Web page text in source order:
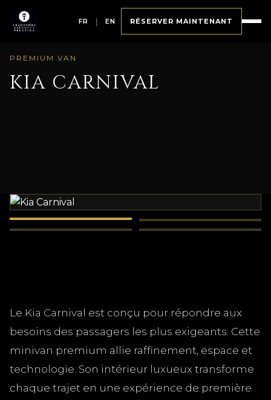
FR | EN RÉSERVER MAINTENANT
PREMIUM VAN
KIA CARNIVAL
Le Kia Carnival est conçu pour répondre aux
besoins des passagers les plus exigeants. Cette
minivan premium allie raffinement, espace et
technologie. Son intérieur luxueux transforme
chaque trajet en une expérience de première